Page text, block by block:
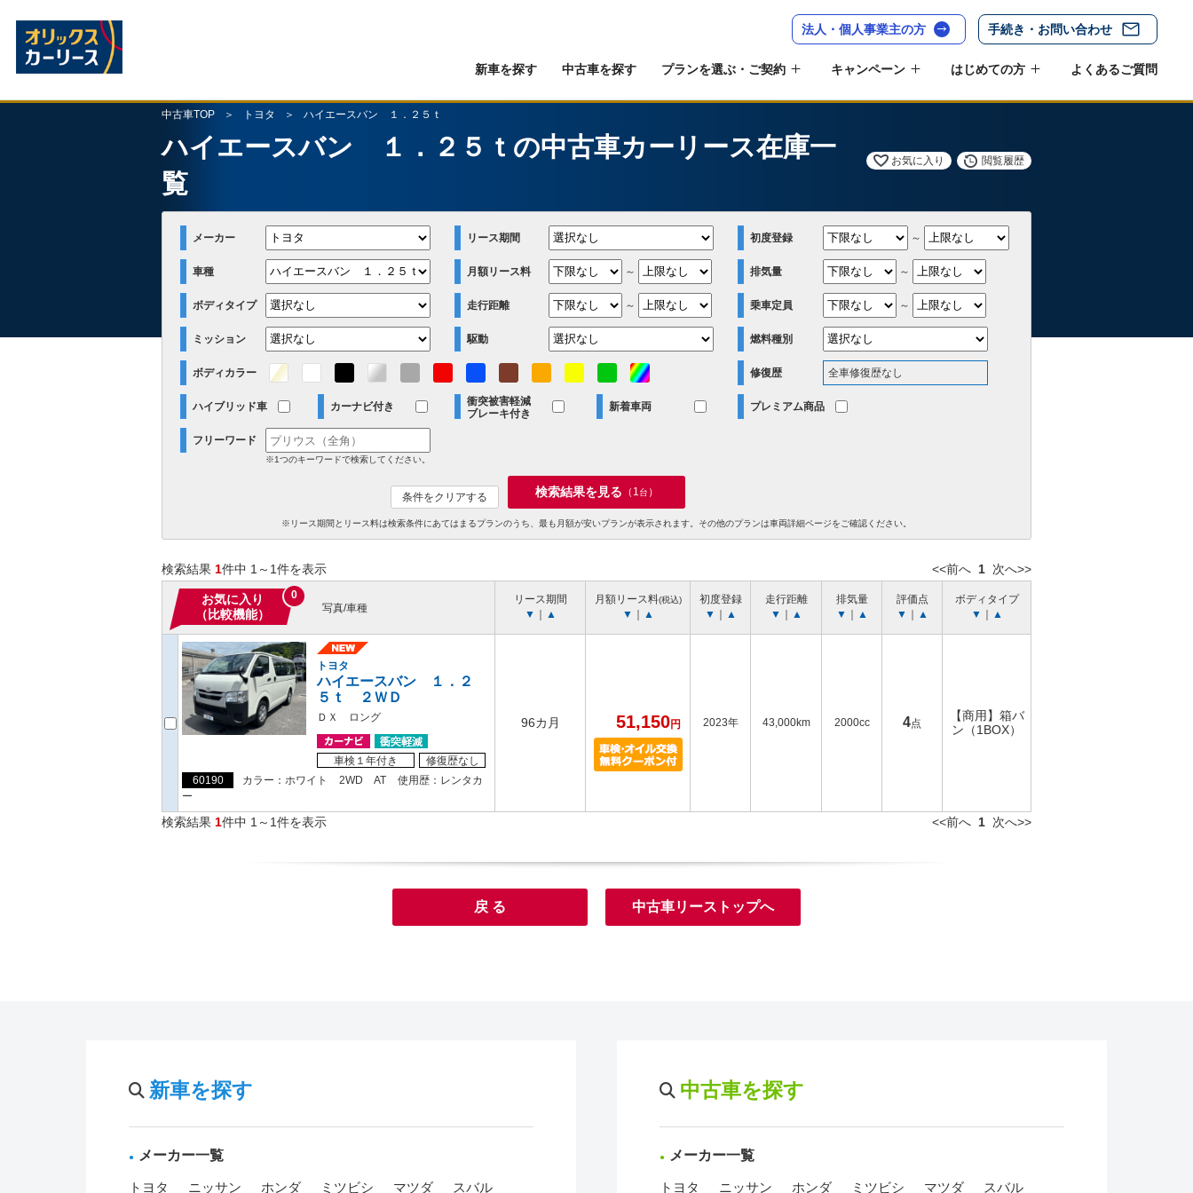
法人・個人事業主の方 手続き・お問い合わせ
新車を探す 中古車を探す プランを選ぶ・ご契約 キャンペーン はじめての方 よくあるご質問
中古車TOP トヨタ ハイエースバン １．２５ｔ
ハイエースバン １．２５ｔの中古車カーリース在庫一
覧
お気に入り 閲覧履歴
メーカー リース期間 初度登録 ～
車種 月額リース料 ～ 排気量 ～
ボディタイプ 走行距離 ～ 乗車定員 ～
ミッション 駆動 燃料種別
ボディカラー 修復歴 全車修復歴なし
ハイブリッド車 カーナビ付き
衝突被害軽減
ブレーキ付き
新着車両 プレミアム商品
フリーワード
※1つのキーワードで検索してください。
条件をクリアする 検索結果を見る （ 1台 ）
※リース期間とリース料は検索条件にあてはまるプランのうち、最も月額が安いプランが表示されます。その他のプランは車両詳細ページをご確認ください。
検索結果 1件中 1～1件を表示 <<前へ 1 次へ>>
お気に入り
（比較機能）
0
写真/車種
リース期間
▼
▲
月額リース料(税込)
▼ ▲
初度登録
▼
▲
走行距離
▼
▲
排気量
▼
▲
評価点
▼
▲
ボディタイプ
▼
▲
トヨタ
ハイエースバン １．２
５ｔ ２ＷＤ
ＤＸ ロング
車検１年付き
修復歴なし
60190
カラー：ホワイト 2WD AT
使用歴：レンタカ
ー
96カ月 51,150円 2023年 43,000km 2000cc 4点
【商用】箱バ
ン（1BOX）
検索結果 1件中 1～1件を表示 <<前へ 1 次へ>>
戻 る 中古車リーストップへ
新車を探す
メーカー一覧
トヨタ ニッサン ホンダ ミツビシ マツダ スバル
中古車を探す
メーカー一覧
トヨタ ニッサン ホンダ ミツビシ マツダ スバル